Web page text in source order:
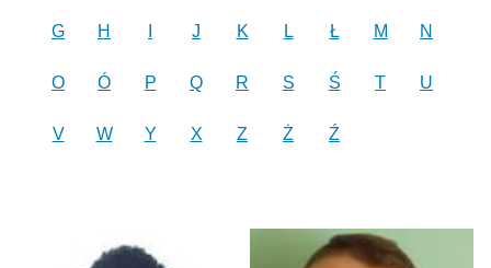
G H J K L Ł M N
O Ó P Q R S Ś T U
V W Y X Z Ż Ź